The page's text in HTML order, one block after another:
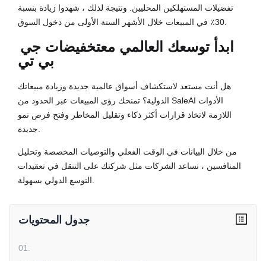
تفضيلات المستهلكين المحليين. ونتيجة لذلك ، شهدوا زيادة بنسبة
30٪ في المبيعات خلال الأشهر الستة الأولى من دخول السوق.
ابدأ توسعك العالمي معتخفيضات جي
بي تي
هل أنت مستعد لاستكشاف أسواق عالمية جديدة وزيادة مبيعاتك
الدولية؟ تمنحك رؤى المبيعات عبر الحدود من SaleAI الأدوات
اللازمة لاتخاذ قرارات أكثر ذكاء وتقليل المخاطر وفتح فرص نمو
جديدة.
من خلال البيانات في الوقت الفعلي والتوصيات المخصصة وتحليل
المنافسين ، نساعد الشركات مثل شركتك على التنقل في تعقيدات
التوسع الدولي بسهولة.
جدول المحتويات
01